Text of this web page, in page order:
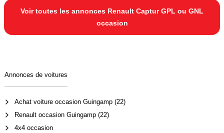
Voir toutes les annonces Renault Captur GPL ou GNL
occasion
Annonces de voitures
Achat voiture occasion Guingamp (22)
Renault occasion Guingamp (22)
4x4 occasion